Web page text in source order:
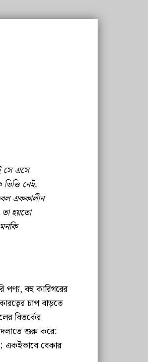
সে এসে
নেই,
এককালীন
তা হয়তো
পণ্য, বহু কারিগরের
চাপ বাড়তে
বিতর্কের
বদলাতে শুরু করে:
একইভাবে বেকার